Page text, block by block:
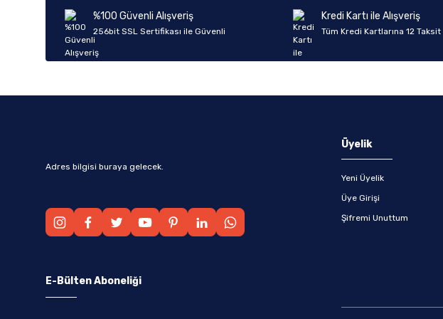
Ürün fiyatı diğer sitelerden daha pahalı.
Bu ürüne benzer farklı alternatifler olmalı.
%100 Güvenli Alışveriş
256bit SSL Sertifikası ile Güvenli
Kredi Kartı ile Alışveriş
Tüm Kredi Kartlarına 12 Taksit
Adres bilgisi buraya gelecek.
Üyelik
Yeni Üyelik
Üye Girişi
Şifremi Unuttum
E-Bülten Aboneliği